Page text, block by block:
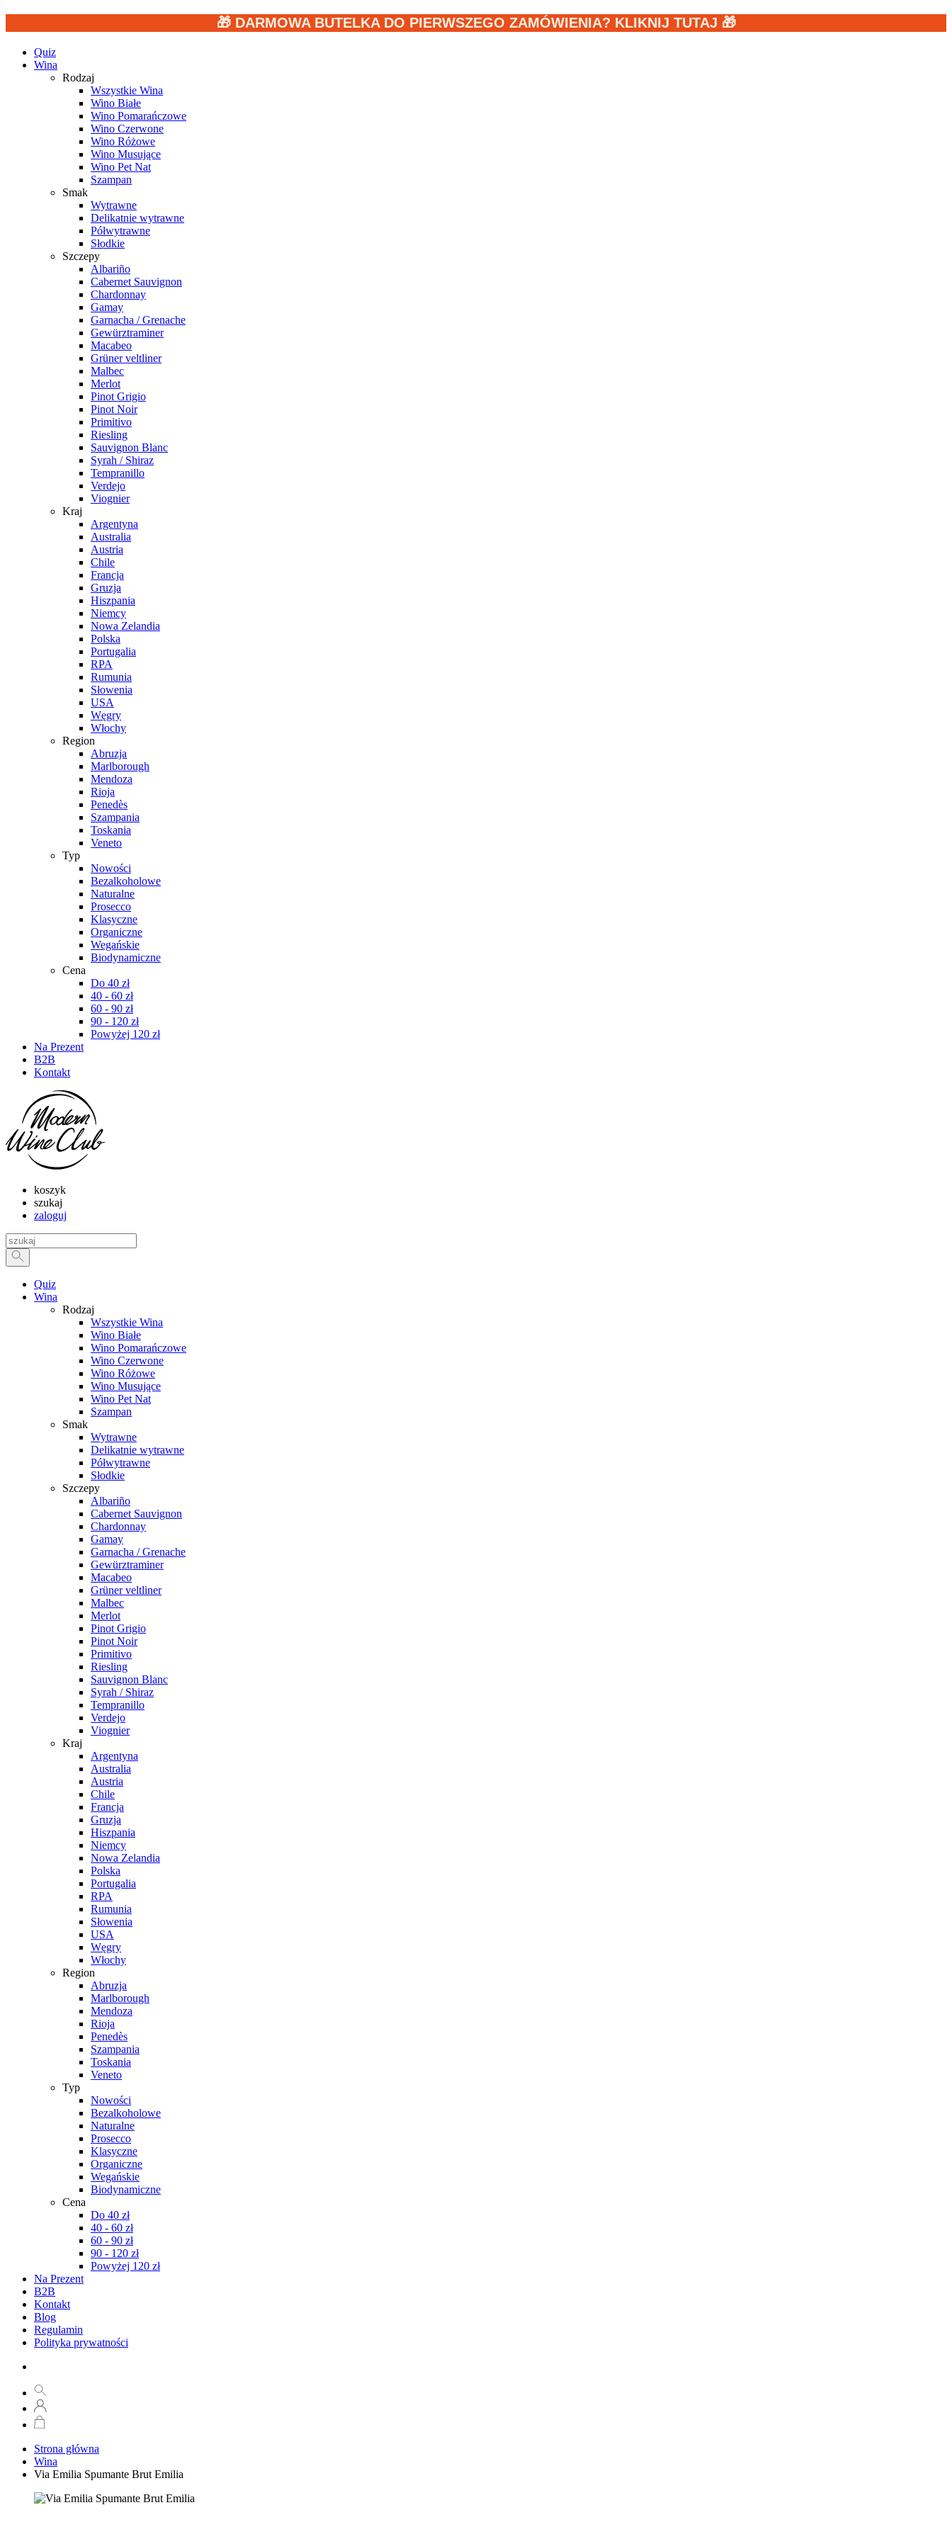
🎁 DARMOWA BUTELKA DO PIERWSZEGO ZAMÓWIENIA? KLIKNIJ TUTAJ 🎁
Quiz
Wina
Rodzaj
Wszystkie Wina
Wino Białe
Wino Pomarańczowe
Wino Czerwone
Wino Różowe
Wino Musujące
Wino Pet Nat
Szampan
Smak
Wytrawne
Delikatnie wytrawne
Półwytrawne
Słodkie
Szczepy
Albariño
Cabernet Sauvignon
Chardonnay
Gamay
Garnacha / Grenache
Gewürztraminer
Macabeo
Grüner veltliner
Malbec
Merlot
Pinot Grigio
Pinot Noir
Primitivo
Riesling
Sauvignon Blanc
Syrah / Shiraz
Tempranillo
Verdejo
Viognier
Kraj
Argentyna
Australia
Austria
Chile
Francja
Gruzja
Hiszpania
Niemcy
Nowa Zelandia
Polska
Portugalia
RPA
Rumunia
Słowenia
USA
Węgry
Włochy
Region
Abruzja
Marlborough
Mendoza
Rioja
Penedès
Szampania
Toskania
Veneto
Typ
Nowości
Bezalkoholowe
Naturalne
Prosecco
Klasyczne
Organiczne
Wegańskie
Biodynamiczne
Cena
Do 40 zł
40 - 60 zł
60 - 90 zł
90 - 120 zł
Powyżej 120 zł
Na Prezent
B2B
Kontakt
koszyk
szukaj
zaloguj
Quiz
Wina
Rodzaj
Wszystkie Wina
Wino Białe
Wino Pomarańczowe
Wino Czerwone
Wino Różowe
Wino Musujące
Wino Pet Nat
Szampan
Smak
Wytrawne
Delikatnie wytrawne
Półwytrawne
Słodkie
Szczepy
Albariño
Cabernet Sauvignon
Chardonnay
Gamay
Garnacha / Grenache
Gewürztraminer
Macabeo
Grüner veltliner
Malbec
Merlot
Pinot Grigio
Pinot Noir
Primitivo
Riesling
Sauvignon Blanc
Syrah / Shiraz
Tempranillo
Verdejo
Viognier
Kraj
Argentyna
Australia
Austria
Chile
Francja
Gruzja
Hiszpania
Niemcy
Nowa Zelandia
Polska
Portugalia
RPA
Rumunia
Słowenia
USA
Węgry
Włochy
Region
Abruzja
Marlborough
Mendoza
Rioja
Penedès
Szampania
Toskania
Veneto
Typ
Nowości
Bezalkoholowe
Naturalne
Prosecco
Klasyczne
Organiczne
Wegańskie
Biodynamiczne
Cena
Do 40 zł
40 - 60 zł
60 - 90 zł
90 - 120 zł
Powyżej 120 zł
Na Prezent
B2B
Kontakt
Blog
Regulamin
Polityka prywatności
Strona główna
Wina
Via Emilia Spumante Brut Emilia